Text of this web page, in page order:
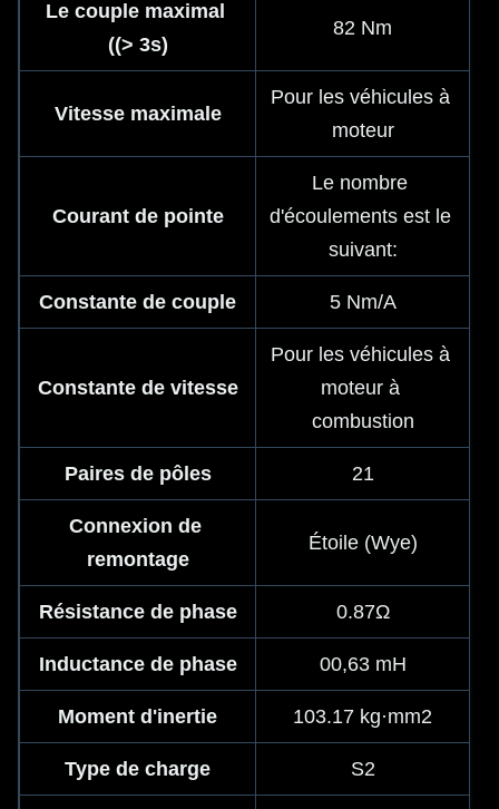
Le couple maximal
((> 3s)
82 Nm
Vitesse maximale
Pour les véhicules à
moteur
Courant de pointe
Le nombre
d'écoulements est le
suivant:
Constante de couple 5 Nm/A
Constante de vitesse
Pour les véhicules à
moteur à
combustion
Paires de pôles 21
Connexion de
remontage
Étoile (Wye)
Résistance de phase 0.87Ω
Inductance de phase 00,63 mH
Moment d'inertie 103.17 kg·mm2
Type de charge S2